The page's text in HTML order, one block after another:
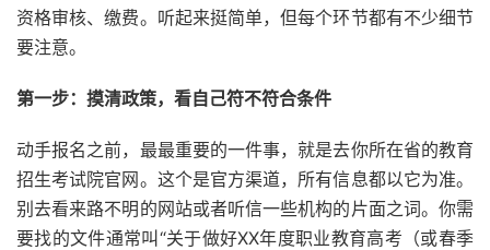
资格审核、缴费。听起来挺简单，但每个环节都有不少细节
要注意。
第一步：摸清政策，看自己符不符合条件
动手报名之前，最最重要的一件事，就是去你所在省的教育
招生考试院官网。这个是官方渠道，所有信息都以它为准。
别去看来路不明的网站或者听信一些机构的片面之词。你需
要找的文件通常叫“关于做好XX年度职业教育高考（或春季